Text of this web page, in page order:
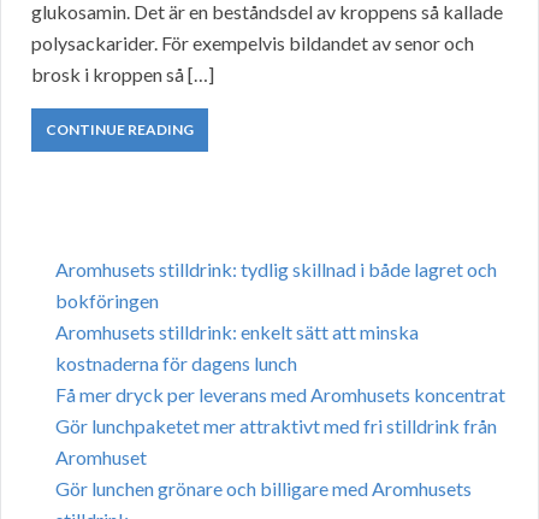
glukosamin. Det är en beståndsdel av kroppens så kallade
polysackarider. För exempelvis bildandet av senor och
brosk i kroppen så […]
CONTINUE READING
Aromhusets stilldrink: tydlig skillnad i både lagret och
bokföringen
Aromhusets stilldrink: enkelt sätt att minska
kostnaderna för dagens lunch
Få mer dryck per leverans med Aromhusets koncentrat
Gör lunchpaketet mer attraktivt med fri stilldrink från
Aromhuset
Gör lunchen grönare och billigare med Aromhusets